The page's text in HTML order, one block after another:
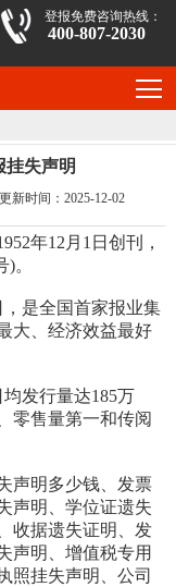
登报免费咨询热线：
400-807-2030
挂失声明
新时间：2025-12-02
年12月1日创刊，
。
，是全国首家报业集
大、经济效益最好
均发行量达185万
零售量第一和传阅
声明多少钱、发票
声明、学位证遗失
收据遗失证明、发
声明、增值税专用
照挂失声明、公司